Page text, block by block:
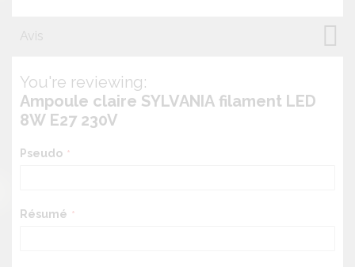
Avis
You're reviewing:
Ampoule claire SYLVANIA filament LED
8W E27 230V
Pseudo
Résumé